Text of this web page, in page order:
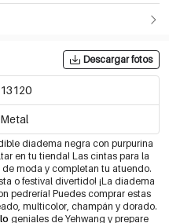
Descargar fotos
13120
Metal
diadema negra con purpurina
en tu tienda! Las cintas para la
moda y completan tu atuendo.
o festival divertido! ¡La diadema
pedrería! Puedes comprar estas
multicolor, champán y dorado.
geniales de Yehwang y prepare